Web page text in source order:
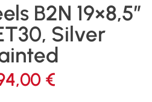
B2N 19×8,5″
Silver
€